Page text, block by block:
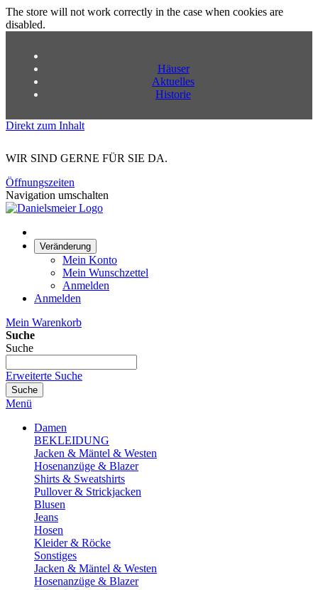
The store will not work correctly in the case when cookies are
disabled.
Häuser
Aktuelles
Historie
Direkt zum Inhalt
WIR SIND GERNE FÜR SIE DA.
Öffnungszeiten
Navigation umschalten
Veränderung
Mein Konto
Mein Wunschzettel
Anmelden
Anmelden
Mein Warenkorb
Suche
Suche
Erweiterte Suche
Suche
Menü
Damen
BEKLEIDUNG
Jacken & Mäntel & Westen
Hosenanzüge & Blazer
Shirts & Sweatshirts
Pullover & Strickjacken
Blusen
Jeans
Hosen
Kleider & Röcke
Sonstiges
Jacken & Mäntel & Westen
Hosenanzüge & Blazer